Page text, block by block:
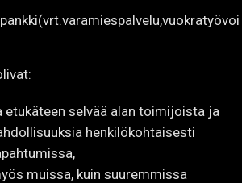
selvää alan toimijoista ja
henkilökohtaisesti
muissa, kuin suuremmissa